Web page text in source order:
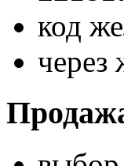
код
через